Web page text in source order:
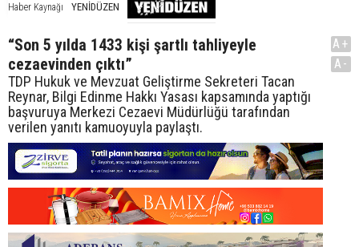
Haber Kaynağı YENİDÜZEN
“Son 5 yılda 1433 kişi şartlı tahliyeyle
cezaevinden çıktı”
TDP Hukuk ve Mevzuat Geliştirme Sekreteri Tacan
Reynar, Bilgi Edinme Hakkı Yasası kapsamında yaptığı
başvuruya Merkezi Cezaevi Müdürlüğü tarafından
verilen yanıtı kamuoyuyla paylaştı.
A+
A-